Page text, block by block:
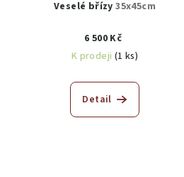
Veselé břízy35x45cm
6 500 Kč
K prodeji (1 ks)
Detail